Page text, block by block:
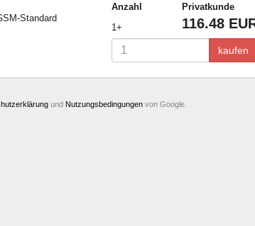
Standard
Anzahl
Privatkunde
1+
116.48
kaufen
und Nutzungsbedingungen von Google.